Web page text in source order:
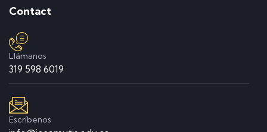
Contact
Llámanos
319 598 6019
Escríbenos